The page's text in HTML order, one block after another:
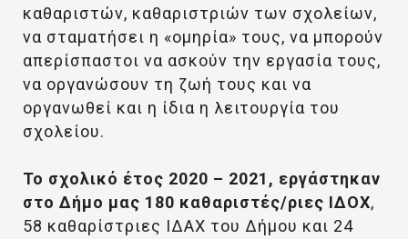
καθαριστών, καθαριστριών των σχολείων,
να σταματήσει η «ομηρία» τους, να μπορούν
απερίσπαστοι να ασκούν την εργασία τους,
να οργανώσουν τη ζωή τους και να
οργανωθεί και η ίδια η λειτουργία του
σχολείου.
Το σχολικό έτος 2020 – 2021, εργάστηκαν
στο Δήμο μας 180 καθαριστές/ριες ΙΔΟΧ,
58 καθαρίστριες ΙΔΑΧ του Δήμου και 24